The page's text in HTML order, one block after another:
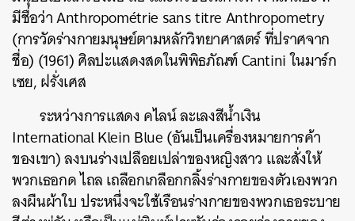
มีชื่อว่า Anthropométrie sans titre Anthropometry
(การวัดร่างกายมนุษย์ตามหลักวิทยาศาสตร์ ที่ปราศจาก
ชื่อ) (1961) ศิลปะแสดงสดในพิพิธภัณฑ์ Cantini ในมาร์ก
เซย, ฝรั่งเศส
ระหว่างการแสดง คไลน์ ละเลงสีน้ำเงิน
International Klein Blue (อันเป็นเครื่องหมายการค้า
ของเขา) ลงบนร่างเปลือยเปล่าของหญิงสาว และสั่งให้
พวกเธอกด ไถล เถลือกเกลือกกลิ้งร่างกายของตัวเองพวก
ลงผืนผ้าใบ ประหนึ่งจะใช้เรือนร่างกายของพวกเธอระบาย